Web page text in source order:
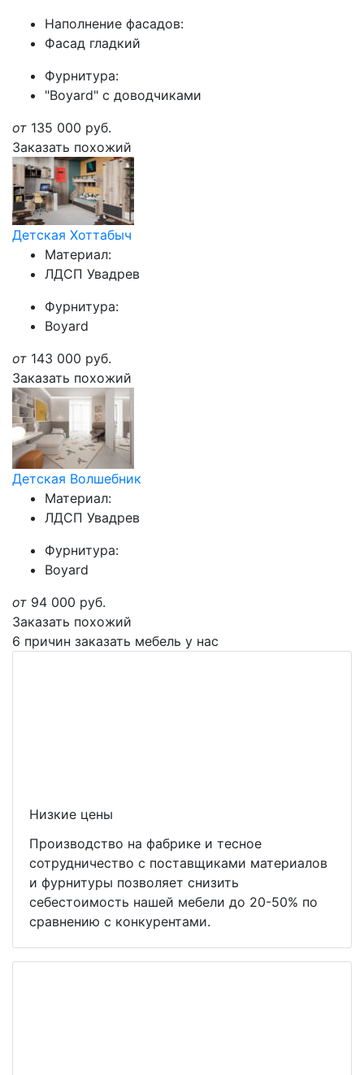
Наполнение фасадов:
Фасад гладкий
Фурнитура:
"Boyard" с доводчиками
от 135 000 руб.
Заказать похожий
Детская Хоттабыч
Материал:
ЛДСП Увадрев
Фурнитура:
Boyard
от 143 000 руб.
Заказать похожий
Детская Волшебник
Материал:
ЛДСП Увадрев
Фурнитура:
Boyard
от 94 000 руб.
Заказать похожий
6 причин заказать мебель у нас
Низкие цены
Производство на фабрике и тесное
сотрудничество с поставщиками материалов
и фурнитуры позволяет снизить
себестоимость нашей мебели до 20-50% по
сравнению с конкурентами.